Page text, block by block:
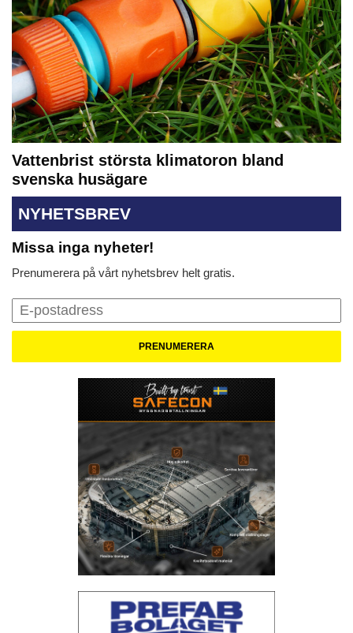
Vattenbrist största klimatoron bland
svenska husägare
NYHETSBREV
Missa inga nyheter!
Prenumerera på vårt nyhetsbrev helt gratis.